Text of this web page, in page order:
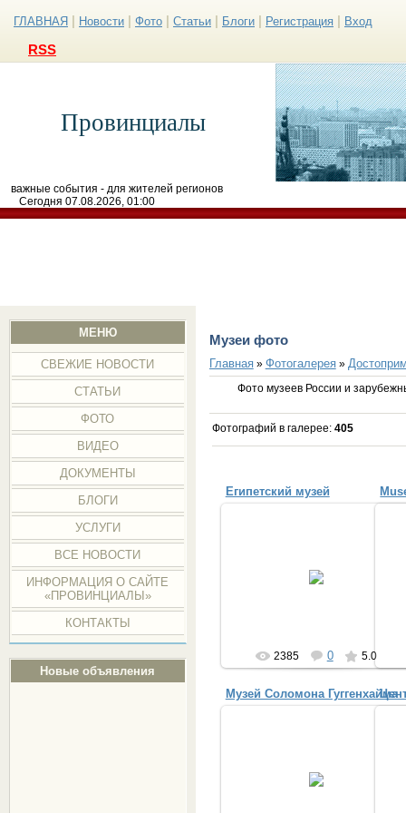
ГЛАВНАЯ Новости Фото Статьи Блоги Регистрация Вход
RSS
Провинциалы
важные события - для жителей регионов
Сегодня 07.08.2026, 01:00
МЕНЮ
СВЕЖИЕ НОВОСТИ
СТАТЬИ
ФОТО
ВИДЕО
ДОКУМЕНТЫ
БЛОГИ
УСЛУГИ
ВСЕ НОВОСТИ
ИНФОРМАЦИЯ О САЙТЕ
«ПРОВИНЦИАЛЫ»
КОНТАКТЫ
Новые объявления
Музеи фото
Главная» Фотогалерея»
Фото музеев России и
Фотографий в галерее: 405
Египетский музей
2385 0 5.0
Музей Соломона Гуггенхайма
музей искусства в Нью-Йорке
(США)